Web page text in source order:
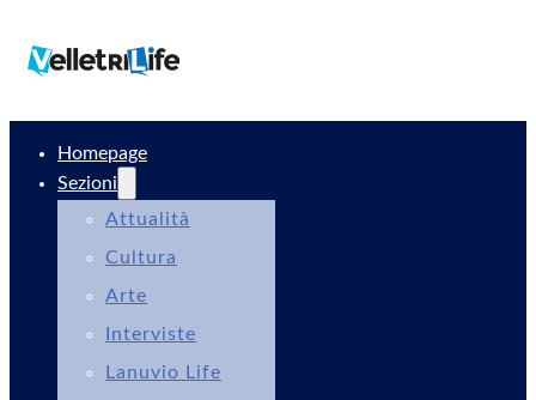
Homepage
Sezioni
Attualità
Cultura
Arte
Interviste
Lanuvio Life